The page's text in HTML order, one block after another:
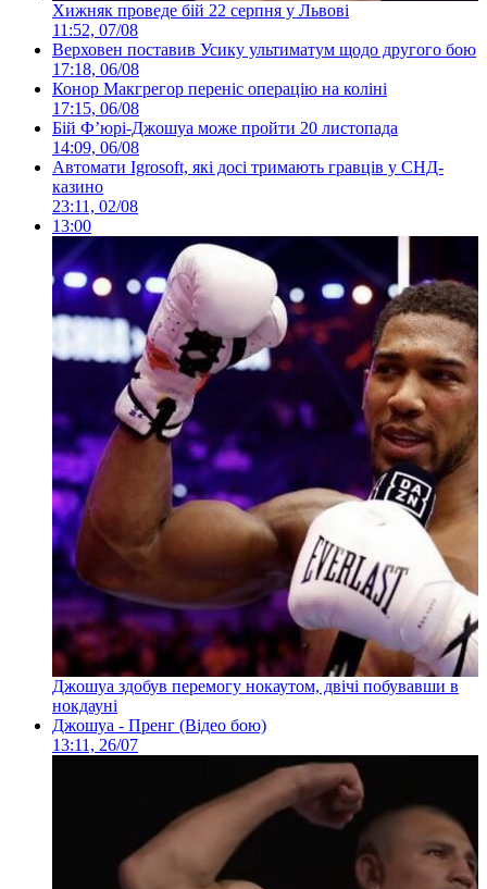
Хижняк проведе бій 22 серпня у Львові
11:52, 07/08
Верховен поставив Усику ультиматум щодо другого бою
17:18, 06/08
Конор Макгрегор переніс операцію на коліні
17:15, 06/08
Бій Ф’юрі-Джошуа може пройти 20 листопада
14:09, 06/08
Автомати Igrosoft, які досі тримають гравців у СНД-
казино
23:11, 02/08
13:00
Джошуа здобув перемогу нокаутом, двічі побувавши в
нокдауні
Джошуа - Пренг (Відео бою)
13:11, 26/07